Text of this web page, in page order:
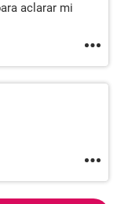
aclarar mi